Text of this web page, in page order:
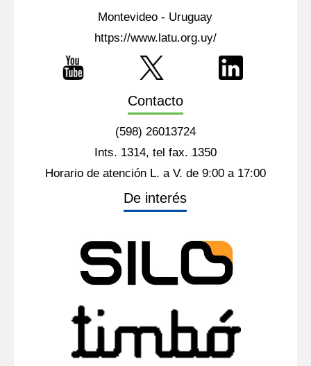
Montevideo - Uruguay
https://www.latu.org.uy/
Contacto
(598) 26013724
Ints. 1314, tel fax. 1350
Horario de atención L. a V. de 9:00 a 17:00
De interés